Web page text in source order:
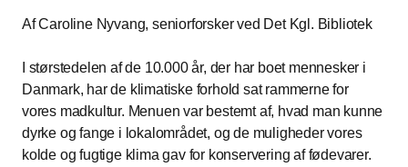
Af Caroline Nyvang, seniorforsker ved Det Kgl. Bibliotek
I størstedelen af de 10.000 år, der har boet mennesker i
Danmark, har de klimatiske forhold sat rammerne for
vores madkultur. Menuen var bestemt af, hvad man kunne
dyrke og fange i lokalområdet, og de muligheder vores
kolde og fugtige klima gav for konservering af fødevarer.